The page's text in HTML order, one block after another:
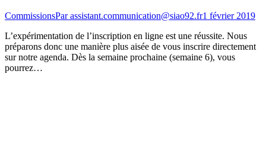
CommissionsParassistant.communication@siao92.fr1 février 2019
L’expérimentation de l’inscription en ligne est une réussite. Nous
préparons donc une manière plus aisée de vous inscrire directement
sur notre agenda. Dès la semaine prochaine (semaine 6), vous
pourrez…